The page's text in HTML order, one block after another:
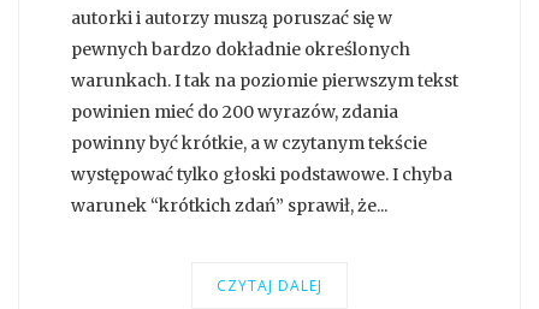
autorki i autorzy muszą poruszać się w
pewnych bardzo dokładnie określonych
warunkach. I tak na poziomie pierwszym tekst
powinien mieć do 200 wyrazów, zdania
powinny być krótkie, a w czytanym tekście
występować tylko głoski podstawowe. I chyba
warunek “krótkich zdań” sprawił, że...
CZYTAJ DALEJ